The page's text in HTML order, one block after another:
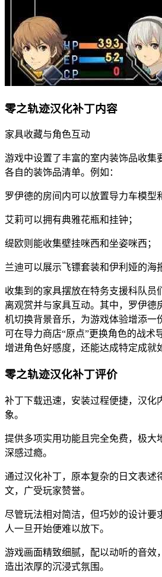
零之轨迹汉化补丁内容
家具收藏与角色互动
游戏中设置了丰富的室内装饰品收集
各自的装饰品清单。例如：
罗伊德的房间内可以放置导力车模型
艾莉可以拥有典雅花瓶和挂钟；
缇欧则能收集壁挂咪西和坐姿咪西；
兰迪可以展示飞镖套装和伊利娅的海
收集到的家具摆放在特务支援科队员
离观赏并与家具互动。其中，罗伊德
机切换背景音乐，为游戏体验增添一
可在导力商店“原点”更换角色的战术
增进角色好感度，还能达成特定成就
零之轨迹汉化补丁评价
补丁下载迅速，安装过程便捷，汉化
象。
提供多项实用功能且完全免费，极大
深感过瘾。
通过汉化补丁，原本复杂的日文表述
文，广受玩家赞誉。
尽管玩法相对简洁，但巧妙的设计要
人一旦开始便难以放下。
游戏画面精致细腻，配以动听的音效
造出浓厚的沉浸式氛围。